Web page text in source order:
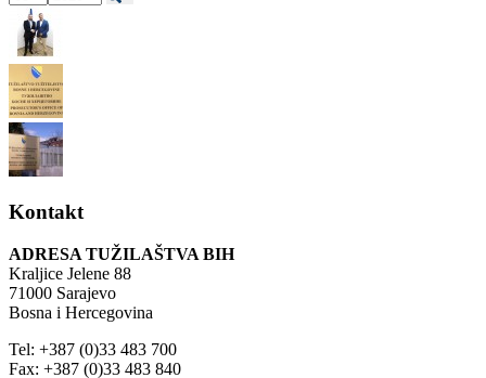
Kontakt
ADRESA TUŽILAŠTVA BIH
Kraljice Jelene 88
71000 Sarajevo
Bosna i Hercegovina
Tel: +387 (0)33 483 700
Fax: +387 (0)33 483 840